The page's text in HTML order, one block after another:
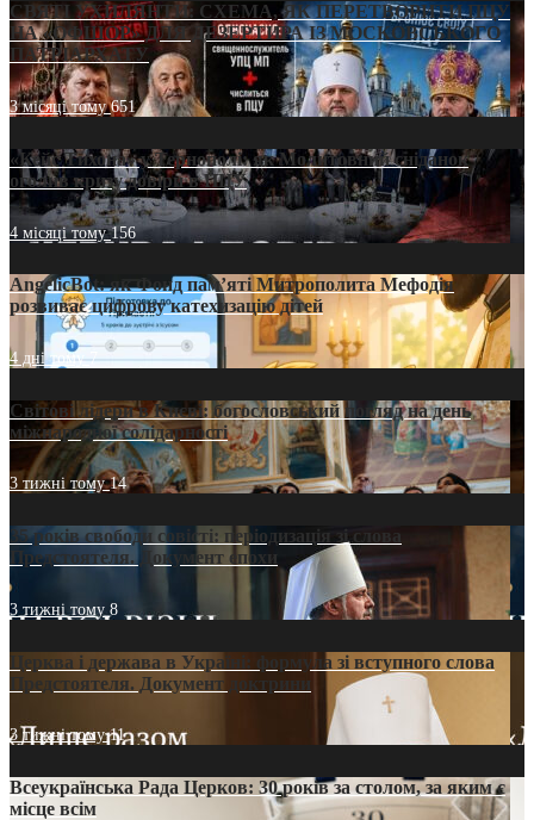
СВЯТІ УХИЛЯНТИ: СХЕМА, ЯК ПЕРЕТВОРИТИ ПЦУ
НА «ОФШОР» ДЛЯ ДЕЗЕРТИРА ІЗ МОСКОВСЬКОГО
ПАТРІАРХАТУ
3 місяці тому651
«Кейс Тихона» у Тернополі: як Молитовний сніданок
оголив кризу довіри в ПЦУ
4 місяці тому156
AngelicBot: як Фонд пам’яті Митрополита Мефодія
розвиває цифрову катехизацію дітей
4 дні тому7
Світові лідери в Києві: богословський погляд на день
міжнародної солідарності
3 тижні тому14
35 років свободи совісті: періодизація зі слова
Предстоятеля. Документ епохи
3 тижні тому 8
Церква і держава в Україні: формула зі вступного слова
Предстоятеля. Документ доктрини
3 тижні тому11
Всеукраїнська Рада Церков: 30 років за столом, за яким є
місце всім